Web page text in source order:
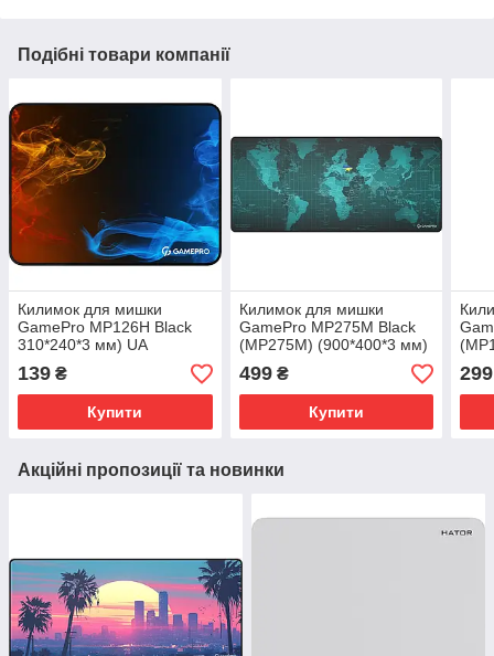
Подібні товари компанії
Килимок для мишки
GamePro MP126H Black
310*240*3 мм) UA
139 ₴
Купити
Килимок для мишки
GamePro MP275M Black
(MP275M) (900*400*3 мм)
UA
499₴
Купити
мм)
299
Акційні пропозиції та новинки